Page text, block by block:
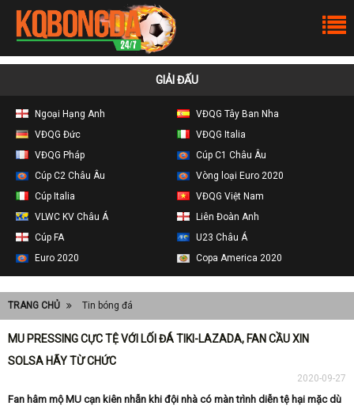
GIẢI ĐẤU
Ngoại Hạng Anh
VĐQG Tây Ban Nha
VĐQG Đức
VĐQG Italia
VĐQG Pháp
Cúp C1 Châu Âu
Cúp C2 Châu Âu
Vòng loại Euro 2020
Cúp Italia
VĐQG Việt Nam
VLWC KV Châu Á
Liên Đoàn Anh
Cúp FA
U23 Châu Á
Euro 2020
Copa America 2020
TRANG CHỦ Tin bóng đá
MU PRESSING CỰC TỆ VỚI LỐI ĐÁ TIKI-LAZADA, FAN CẦU XIN
SOLSA HÃY TỪ CHỨC
2020-09-27
Fan hâm mộ MU cạn kiên nhẫn khi đội nhà có màn trình diễn tệ hại mặc dù